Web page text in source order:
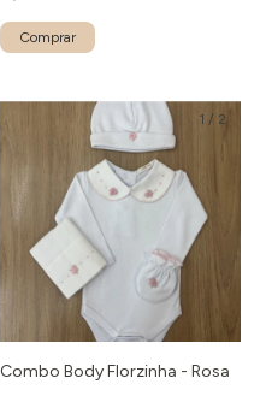
1 / 2
Combo Body Florzinha - Rosa